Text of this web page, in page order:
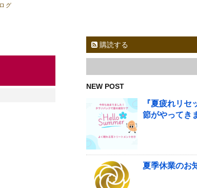
グ
購読する
NEW POST
『夏疲れリセ
節がやってき
夏季休業のお